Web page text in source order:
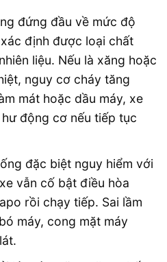
đứng đầu về mức độ
định được loại chất
liệu. Nếu là xăng hoặc
nguy cơ cháy tăng
mát hoặc dầu máy, xe
động cơ nếu tiếp tục
đặc biệt nguy hiểm với
vẫn cố bật điều hòa
rồi chạy tiếp. Sai lầm
máy, cong mặt máy